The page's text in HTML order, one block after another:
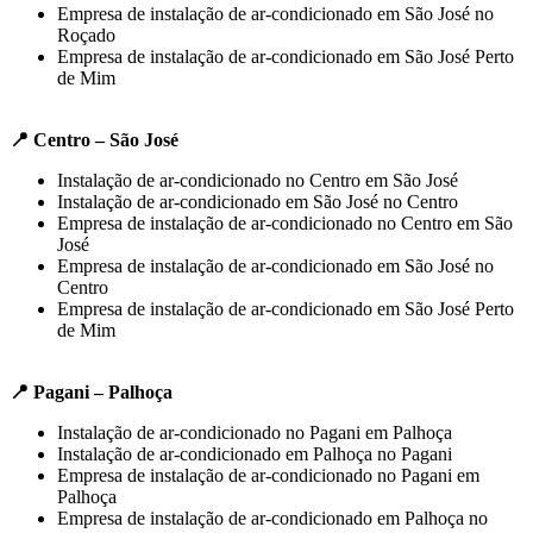
Empresa de instalação de ar-condicionado em São José no
Roçado
Empresa de instalação de ar-condicionado em São José Perto
de Mim
📍 Centro – São José
Instalação de ar-condicionado no Centro em São José
Instalação de ar-condicionado em São José no Centro
Empresa de instalação de ar-condicionado no Centro em São
José
Empresa de instalação de ar-condicionado em São José no
Centro
Empresa de instalação de ar-condicionado em São José Perto
de Mim
📍 Pagani – Palhoça
Instalação de ar-condicionado no Pagani em Palhoça
Instalação de ar-condicionado em Palhoça no Pagani
Empresa de instalação de ar-condicionado no Pagani em
Palhoça
Empresa de instalação de ar-condicionado em Palhoça no